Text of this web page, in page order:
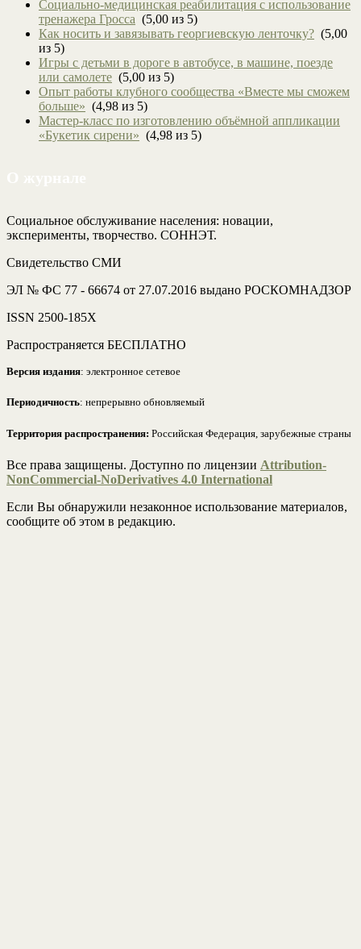
Социально-медицинская реабилитация с использование
тренажера Гросса (5,00 из 5)
Как носить и завязывать георгиевскую ленточку? (5,00
из 5)
Игры с детьми в дороге в автобусе, в машине, поезде
или самолете (5,00 из 5)
Опыт работы клубного сообщества «Вместе мы сможем
больше» (4,98 из 5)
Мастер-класс по изготовлению объёмной аппликации
«Букетик сирени» (4,98 из 5)
Социальное обслуживание населения: новации,
эксперименты, творчество. СОННЭТ.
Свидетельство СМИ
ЭЛ № ФС 77 - 66674 от 27.07.2016 выдано РОСКОМНАДЗОР
ISSN 2500-185Х
Распространяется БЕСПЛАТНО
Версия издания: электронное сетевое
Периодичность: непрерывно обновляемый
Территория распространения: Российская Федерация, зарубежные страны
Все права защищены. Доступно по лицензии Attribution-
NonCommercial-NoDerivatives 4.0 International
Если Вы обнаружили незаконное использование материалов,
сообщите об этом в редакцию.